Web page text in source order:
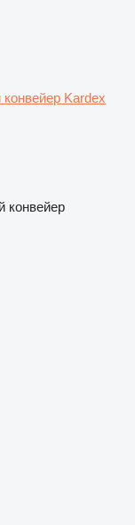
Kardex
конвейер